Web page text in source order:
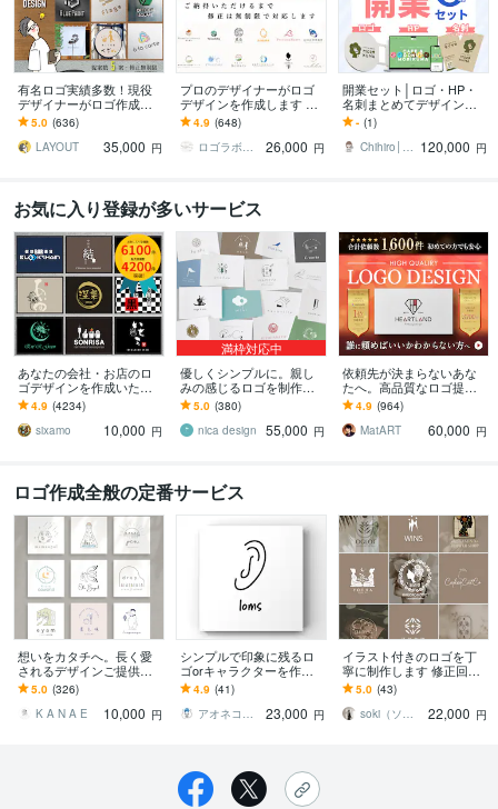
有名ロゴ実績多数！現役
デザイナーがロゴ作成し
ます 5案でご提案・修正無
制限・著作権譲渡・用途
別アドバイス対応
5.0 (636)
LAYOUT
35,000 円
プロのデザイナーがロゴ
デザインを作成します ご
納得いただけなければ料
金は頂きません｜デザイ
ンの丸投げOK
4.9 (648)
ロゴラボ｜企業・店舗特化型デザイン事務所
26,000 円
開業セット│ロゴ・HP・
名刺まとめてデザインし
ます 個人・小規模事業者
向け！開業の第一歩をデ
ザインでサポート！
- (1)
Chihiro│Web・紙デザイン 120,000 円
お気に入り登録が多いサービス
あなたの会社・お店のロ
ゴデザインを作成いたし
ます 販売実績NO1!修正制
限なし!プロのデザインを
お手頃な料金で
4.9 (4234)
sixamo
10,000 円
満枠対応中
優しくシンプルに。親し
みの感じるロゴを制作致
します モノトーンデザイ
ン（単色）でミニマルで
親しみやすいシンボルに
5.0 (380)
nica design
55,000 円
依頼先が決まらないあな
たへ。高品質なロゴ提供
します 総依頼数1600件突
破✧想いを形にする丁寧な
プロ品質デザイン
4.9 (964)
MatART
60,000 円
ロゴ作成全般の定番サービス
想いをカタチへ。長く愛
されるデザインご提供し
ます 長く愛され続け、心
に残るデザインをご提供
致します。
5.0 (326)
K A N A E
10,000 円
シンプルで印象に残るロ
ゴorキャラクターを作成
ます ミニマルでおしゃれ
なロゴ＆ゆるキャラを制
作
4.9 (41)
アオネコデザイン
23,000 円
イラスト付きのロゴを丁
寧に制作します 修正回数
無制限、完成までしっか
りサポートいたします。
5.0 (43)
soki（ソキ）
22,000 円